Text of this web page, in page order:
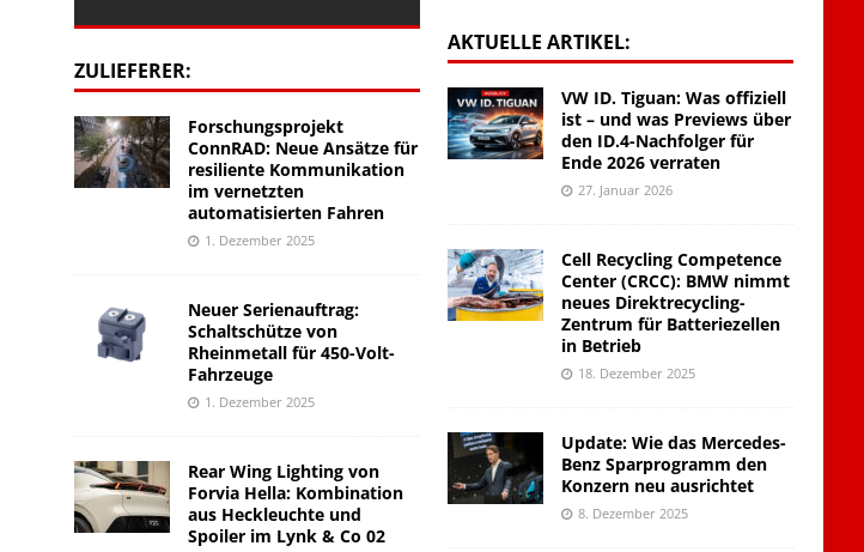
ZULIEFERER:
Forschungsprojekt
ConnRAD: Neue Ansätze für
resiliente Kommunikation
im vernetzten
automatisierten Fahren
1. Dezember 2025
Neuer Serienauftrag:
Schaltschütze von
Rheinmetall für 450-Volt-
Fahrzeuge
1. Dezember 2025
Rear Wing Lighting von
Forvia Hella: Kombination
aus Heckleuchte und
Spoiler im Lynk & Co 02
AKTUELLE ARTIKEL:
VW ID. Tiguan: Was offiziell
ist – und was Previews über
den ID.4-Nachfolger für
Ende 2026 verraten
27. Januar 2026
Cell Recycling Competence
Center (CRCC): BMW nimmt
neues Direktrecycling-
Zentrum für Batteriezellen
in Betrieb
18. Dezember 2025
Update: Wie das Mercedes-
Benz Sparprogramm den
Konzern neu ausrichtet
8. Dezember 2025